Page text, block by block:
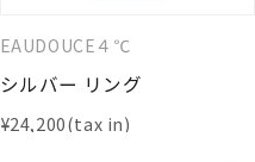
EAUDOUCE４℃
シルバー リング
¥24,200